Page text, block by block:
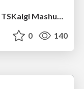
これって Effect でできたのでは? / TSKaigi Mashup Kansai #2
0 140